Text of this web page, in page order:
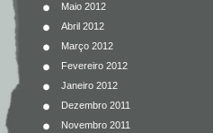
Maio 2012
Abril 2012
Março 2012
Fevereiro 2012
Janeiro 2012
Dezembro 2011
Novembro 2011